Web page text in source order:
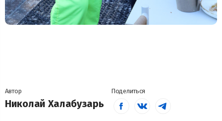
Автор
Николай Халабузарь
Поделиться